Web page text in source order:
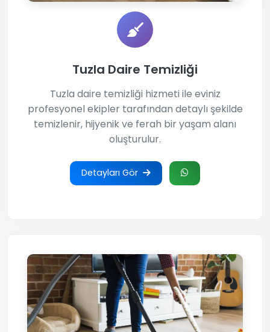
Tuzla Daire Temizliği
Tuzla daire temizliği hizmeti ile eviniz
profesyonel ekipler tarafından detaylı şekilde
temizlenir, hijyenik ve ferah bir yaşam alanı
oluşturulur.
Detayları Gör